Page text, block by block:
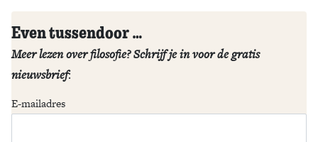
Even tussendoor …
Meer lezen over filosofie? Schrijf je in voor de gratis
nieuwsbrief:
E-mailadres